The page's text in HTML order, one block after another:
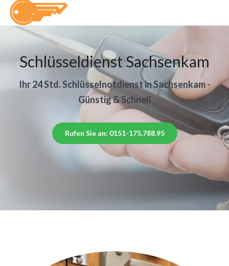
Schlüsseldienst Sachsenkam
Ihr 24 Std. Schlüsselnotdienst in Sachsenkam -
Günstig & Schnell
Rufen Sie an: 0151-175.788.95